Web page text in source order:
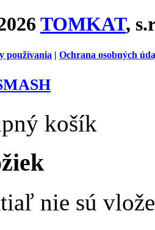
TOMKAT,
používania | Ochrana osobných
košík
nie sú